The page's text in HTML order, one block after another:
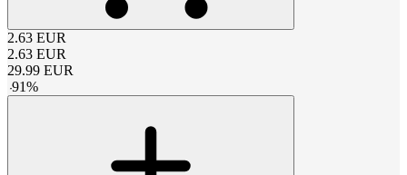
2.63 EUR
2.63 EUR
29.99 EUR
-91%